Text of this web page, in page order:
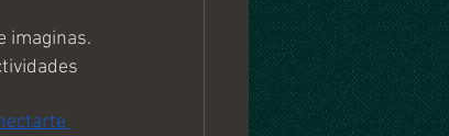
imaginas.